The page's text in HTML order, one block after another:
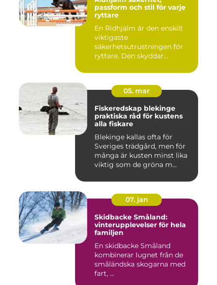
passform och stil för varje
ryttare
En Ridhjälm är den enskilt
viktigaste
säkerhetsutrustningen för
ryttare. Den skyddar
05. mar
Fiskeredskap blekinge
praktiska råd för kustens
alla fiskare
Blekinge kallas ofta för
Sveriges trädgård, men för
många är kusten minst lika
viktig som de gröna m...
07. jan
Skidbacke Småland:
vinterupplevelser för hela
familjen
En skidbacke Småland
kombinerar lugnet från de
småländska skogarna med
fart, ...